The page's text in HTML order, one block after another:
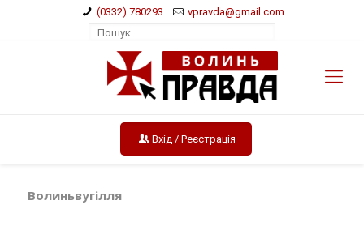
(0332) 780293 vpravda@gmail.com
Вхід / Реєстрація
Волиньвугілля